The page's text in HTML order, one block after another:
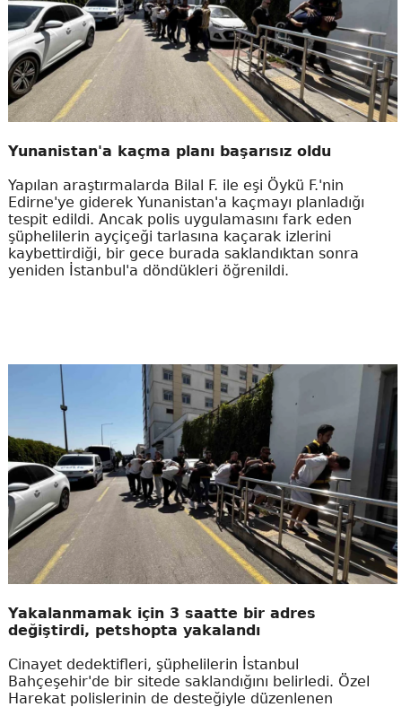
Yunanistan'a kaçma planı başarısız oldu
Yapılan araştırmalarda Bilal F. ile eşi Öykü F.'nin
Edirne'ye giderek Yunanistan'a kaçmayı planladığı
tespit edildi. Ancak polis uygulamasını fark eden
şüphelilerin ayçiçeği tarlasına kaçarak izlerini
kaybettirdiği, bir gece burada saklandıktan sonra
yeniden İstanbul'a döndükleri öğrenildi.
Yakalanmamak için 3 saatte bir adres
değiştirdi, petshopta yakalandı
Cinayet dedektifleri, şüphelilerin İstanbul
Bahçeşehir'de bir sitede saklandığını belirledi. Özel
Harekat polislerinin de desteğiyle düzenlenen